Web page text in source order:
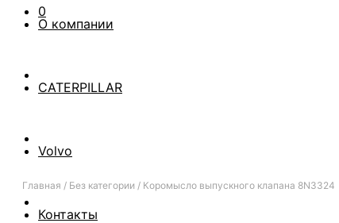
0
О компании
CATERPILLAR
Volvo
Контакты
Главная / Без категории / Коромысло выпускного клапана 8N3324